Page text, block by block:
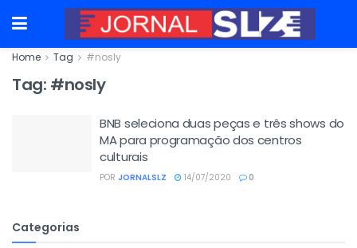
Home Tag #nosly
Tag: #nosly
BNB seleciona duas peças e três shows do
MA para programação dos centros
culturais
POR JORNALSLZ 14/07/2020 0
Categorias